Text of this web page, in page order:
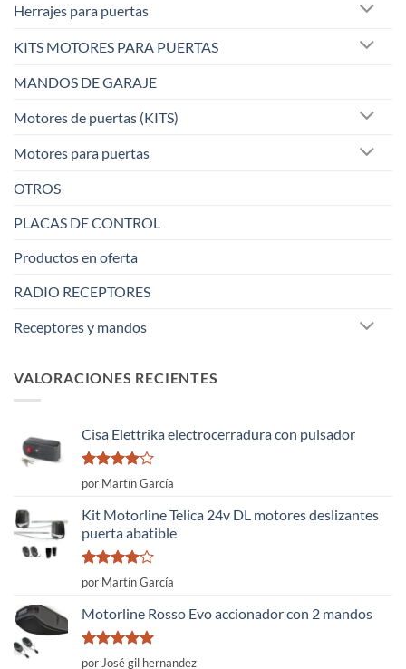
Herrajes para puertas
KITS MOTORES PARA PUERTAS
MANDOS DE GARAJE
Motores de puertas (KITS)
Motores para puertas
OTROS
PLACAS DE CONTROL
Productos en oferta
RADIO RECEPTORES
Receptores y mandos
VALORACIONES RECIENTES
Cisa Elettrika electrocerradura con pulsador
Valorado
con
5
por Martín García
Kit Motorline Telica 24v DL motores deslizantes
puerta abatible
Valorado
con
5
por Martín García
Motorline Rosso Evo accionador con 2 mandos
Valorado
por José gil hernandez